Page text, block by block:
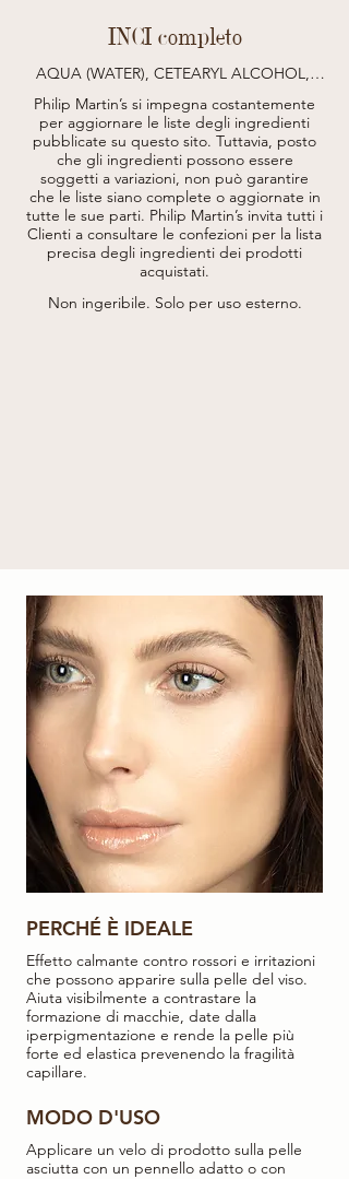
INCI completo
AQUA (WATER), CETEARYL ALCOHOL,
TRIGLYCERIDE, ZINC OXIDE,
POLYSORBATE 60, SORBITAN STEARATE,
CITRIC ACID, GLYCERIN, ALPHA-ARBUTIN,
MAGNESIUM ASCORBYL PHOSPHATE,
ALLANTOIN, VACCINIUM MYRTILLUS
FRUIT EXTRACT*, ARCTOSTAPHYLOS UVA-
URSI LEAF EXTRACT*, LEPIDIUM SATIVUM
SPROUT EXTRACT, CHONDRUS CRISPUS
(CARRAGEENAN) EXTRACT,
GLYCYRRHETINIC ACID, PANTHENOL,
PARFUM (FRAGRANCE), LECITHIN,
XANTHAN GUM, SODIUM
DEHYDROACETATE, CAPRYLYL GLYCOL,
Philip Martin’s si impegna costantemente
per aggiornare le liste degli ingredienti
pubblicate su questo sito. Tuttavia, posto
che gli ingredienti possono essere
soggetti a variazioni, non può garantire
che le liste siano complete o aggiornate in
tutte le sue parti. Philip Martin’s invita tutti i
Clienti a consultare le confezioni per la lista
precisa degli ingredienti dei prodotti
acquistati.
Non ingeribile. Solo per uso esterno.
PERCHÉ È IDEALE
Effetto calmante contro rossori e irritazioni
che possono apparire sulla pelle del viso.
Aiuta visibilmente a contrastare la
formazione di macchie, date dalla
iperpigmentazione e rende la pelle più
forte ed elastica prevenendo la fragilità
capillare.
MODO D'USO
Applicare un velo di prodotto sulla pelle
asciutta con un pennello adatto o con